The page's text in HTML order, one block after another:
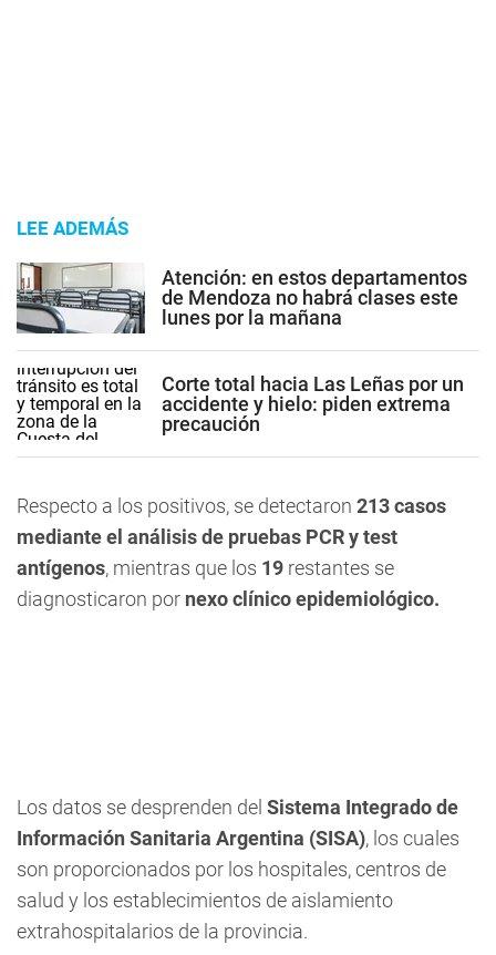
LEE ADEMÁS
Atención: en estos departamentos
de Mendoza no habrá clases este
lunes por la mañana
Corte total hacia Las Leñas por un
accidente y hielo: piden extrema
precaución
Respecto a los positivos, se detectaron 213 casos
mediante el análisis de pruebas PCR y test
antígenos, mientras que los 19 restantes se
diagnosticaron por nexo clínico epidemiológico.
Los datos se desprenden del Sistema Integrado de
Información Sanitaria Argentina (SISA), los cuales
son proporcionados por los hospitales, centros de
salud y los establecimientos de aislamiento
extrahospitalarios de la provincia.